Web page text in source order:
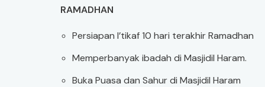
RAMADHAN
Persiapan I’tikaf 10 hari terakhir Ramadhan
Memperbanyak ibadah di Masjidil Haram.
Buka Puasa dan Sahur di Masjidil Haram